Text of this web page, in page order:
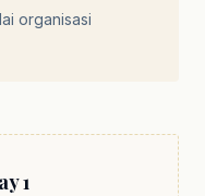
organisasi
1